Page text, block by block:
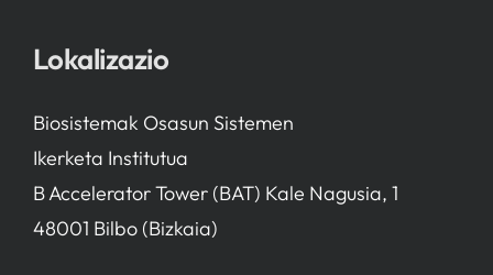
Lokalizazio
Biosistemak Osasun Sistemen
Ikerketa Institutua
B Accelerator Tower (BAT) Kale Nagusia, 1
48001 Bilbo (Bizkaia)